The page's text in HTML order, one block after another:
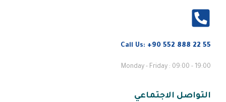
Call Us: +90 552 888 22 55
Monday - Friday : 09:00 - 19:00
التواصل الاجتماعي